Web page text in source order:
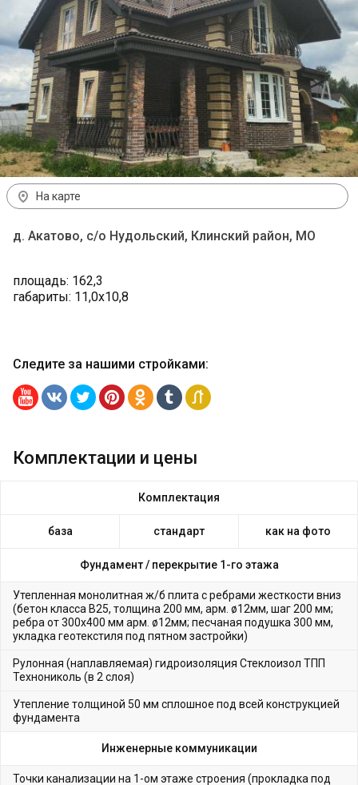
На карте
д. Акатово, с/о Нудольский, Клинский район, МО
площадь: 162,3
габариты: 11,0х10,8
Следите за нашими стройками:
Комплектации и цены
Комплектация
база стандарт как на фото
Фундамент / перекрытие 1-го этажа
Утепленная монолитная ж/б плита с ребрами жесткости вниз
(бетон класса В25, толщина 200 мм, арм. ø12мм, шаг 200 мм;
ребра от 300х400 мм арм. ø12мм; песчаная подушка 300 мм,
укладка геотекстиля под пятном застройки)
Рулонная (наплавляемая) гидроизоляция Стеклоизол ТПП
Технониколь (в 2 слоя)
Утепление толщиной 50 мм сплошное под всей конструкцией
фундамента
Инженерные коммуникации
Точки канализации на 1-ом этаже строения (прокладка под